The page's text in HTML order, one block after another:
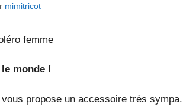
mimitricot
femme
monde !
vous propose un accessoire très